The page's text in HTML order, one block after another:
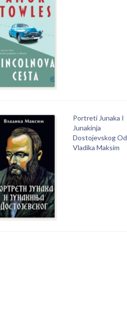
Portreti Junaka I
Junakinja
Dostojevskog Od
Vladika Maksim